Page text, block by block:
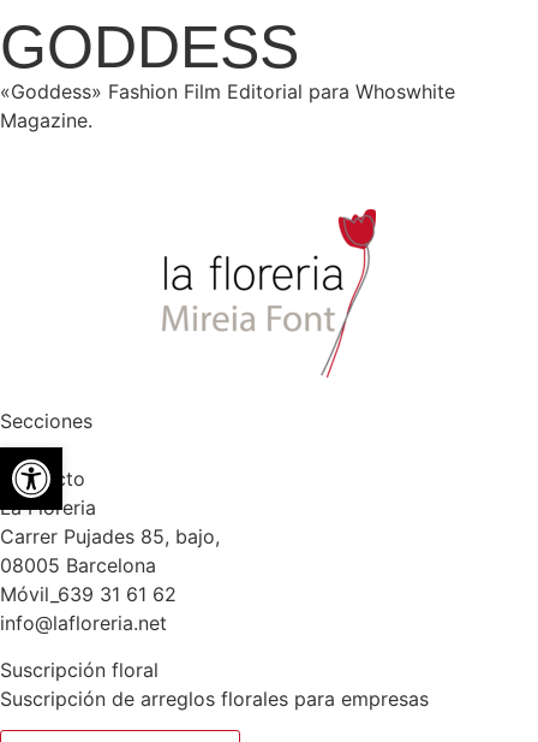
GODDESS
«Goddess» Fashion Film Editorial para Whoswhite
Magazine.​
Secciones
Contacto
La Floreria
Carrer Pujades 85, bajo,
08005 Barcelona
Móvil_639 31 61 62
info@lafloreria.net
Suscripción floral
Suscripción de arreglos florales para empresas
Abrir barra de herramientas